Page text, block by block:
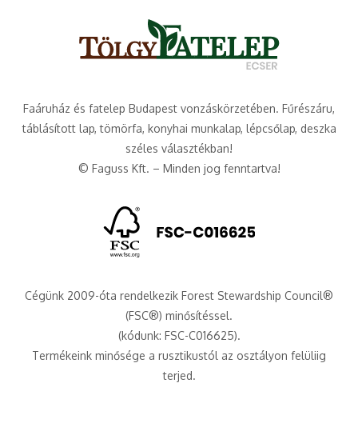
Faáruház és fatelep Budapest vonzáskörzetében. Fűrészáru,
táblásított lap, tömörfa, konyhai munkalap, lépcsőlap, deszka
széles választékban!
© Faguss Kft. – Minden jog fenntartva!
Cégünk 2009-óta rendelkezik Forest Stewardship Council®
(FSC®) minősítéssel.
(kódunk: FSC-C016625).
Termékeink minősége a rusztikustól az osztályon felüliig
terjed.